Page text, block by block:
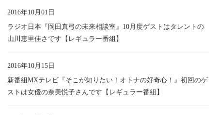
2016年10月01日
ラジオ日本『岡田真弓の未来相談室』10月度ゲストはタレントの
山川恵里佳さです【レギュラー番組】
2016年10月15日
新番組MXテレビ『そこが知りたい！オトナの好奇心！』初回のゲ
ストは女優の奈美悦子さんです【レギュラー番組】